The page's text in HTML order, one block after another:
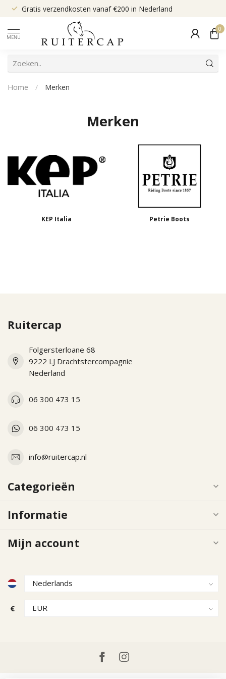
Gratis verzendkosten vanaf €200 in Nederland
MENU
0
Home / Merken
Merken
KEP Italia Petrie Boots
Ruitercap
Folgersterloane 68
9222 LJ Drachtstercompagnie
Nederland
06 300 473 15
06 300 473 15
info@ruitercap.nl
Categorieën
Informatie
Mijn account
€